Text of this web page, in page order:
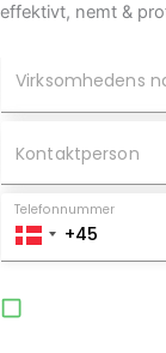
effektivt, nemt &